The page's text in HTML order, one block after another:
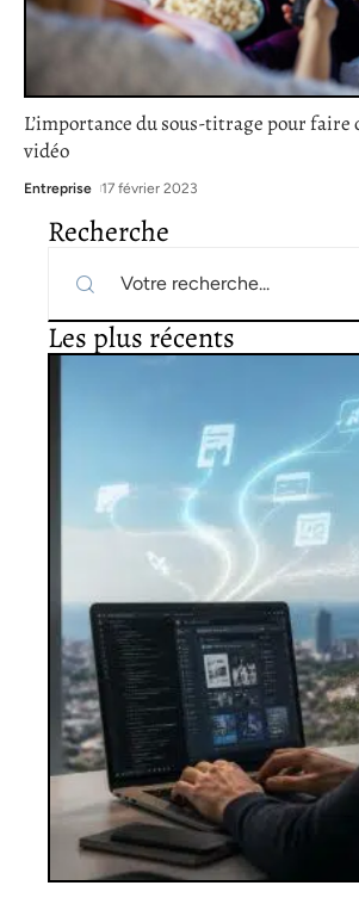
L’importance du sous-titrage pour
vidéo
Entreprise 17 février 2023
Recherche
Les plus récents